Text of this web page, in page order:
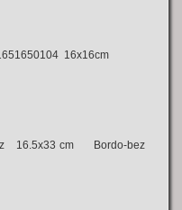
16x16cm
cm Bordo-bez